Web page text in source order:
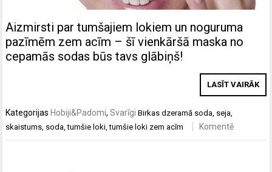
Aizmirsti par tumšajiem lokiem un noguruma
pazīmēm zem acīm – šī vienkāršā maska no
cepamās sodas būs tavs glābiņš!
LASĪT VAIRĀK
Kategorijas Hobiji&Padomi,Svarīgi Birkasdzeramā soda seja
skaistums soda ,tumšie loki ,tumšie loki zem acīm Komentē